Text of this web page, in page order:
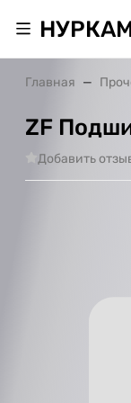
Главная
ZF
Добавить